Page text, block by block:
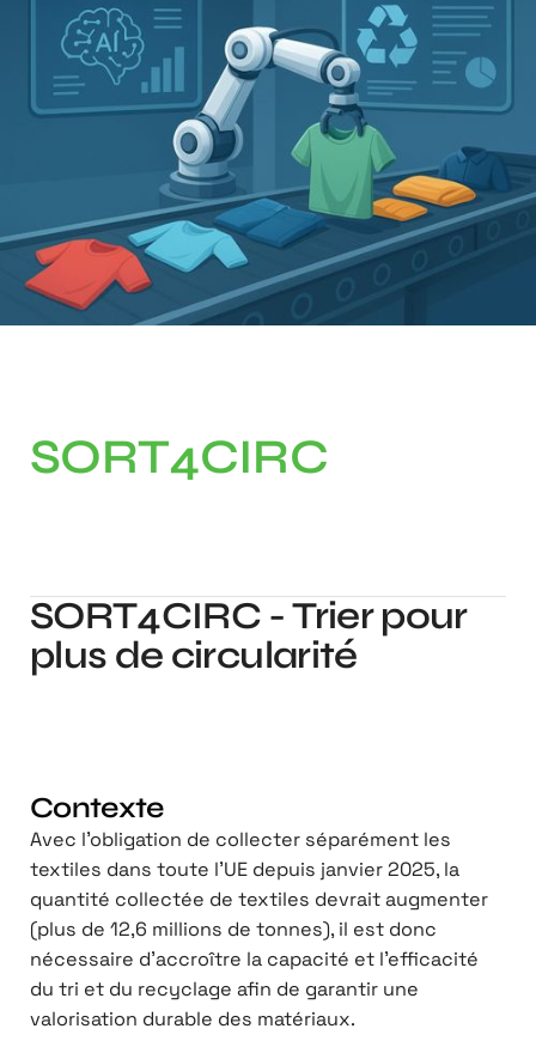
SORT4CIRC
SORT4CIRC - Trier pour
plus de circularité
Contexte
Avec l'obligation de collecter séparément les
textiles dans toute l'UE depuis janvier 2025, la
quantité collectée de textiles devrait augmenter
(plus de 12,6 millions de tonnes), il est donc
nécessaire d'accroître la capacité et l'efficacité
du tri et du recyclage afin de garantir une
valorisation durable des matériaux.